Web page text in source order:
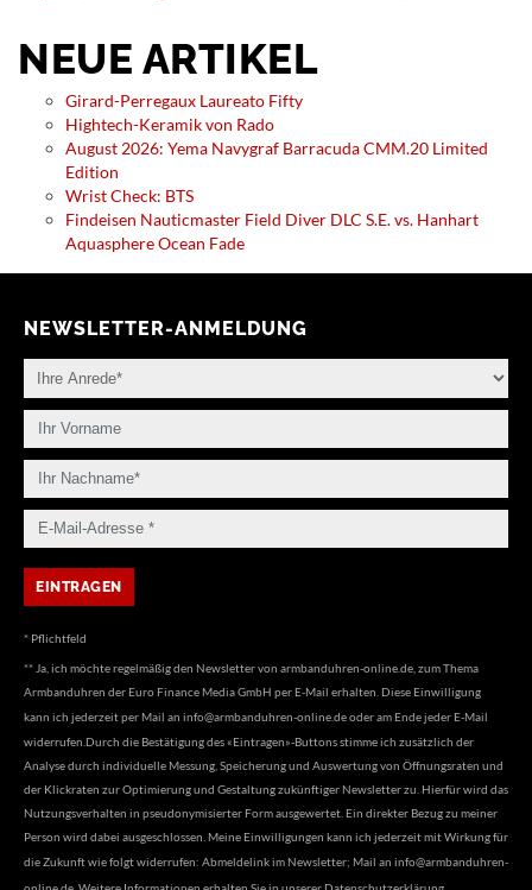
NEUE ARTIKEL
Girard-Perregaux Laureato Fifty
Hightech-Keramik von Rado
August 2026: Yema Navygraf Barracuda CMM.20 Limited
Edition
Wrist Check: BTS
Findeisen Nauticmaster Field Diver DLC S.E. vs. Hanhart
Aquasphere Ocean Fade
NEWSLETTER-ANMELDUNG
* Pflichtfeld
** Ja, ich möchte regelmäßig den Newsletter von armbanduhren-online.de, zum Thema
Armbanduhren der Euro Finance Media GmbH per E-Mail erhalten. Diese Einwilligung
kann ich jederzeit per Mail an info@armbanduhren-online.deoder am Ende jeder E-Mail
widerrufen.Durch die Bestätigung des «Eintragen»-Buttons stimme ich zusätzlich der
Analyse durch individuelle Messung, Speicherung und Auswertung von Öffnungsraten und
der Klickraten zur Optimierung und Gestaltung zukünftiger Newsletter zu. Hierfür wird das
Nutzungsverhalten in pseudonymisierter Form ausgewertet. Ein direkter Bezug zu meiner
Person wird dabei ausgeschlossen. Meine Einwilligungen kann ich jederzeit mit Wirkung für
die Zukunft wie folgt widerrufen: Abmeldelink im Newsletter; Mail an info@armbanduhren-